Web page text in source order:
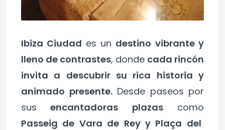
Ibiza Ciudad es un destino vibrante y
lleno de contrastes, donde cada rincón
invita a descubrir su rica historia y
animado presente.Desde paseos por
sus encantadoras plazascomo
Passeig de Vara de Rey y Plaça del